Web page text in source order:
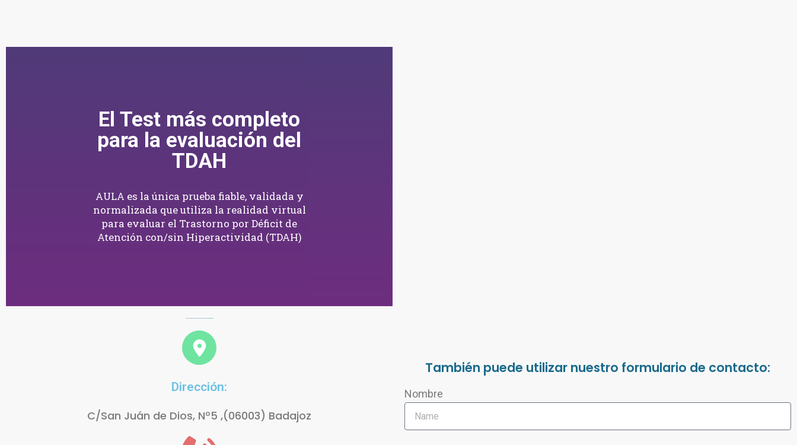
El Test más completo
para la evaluación del
TDAH
AULA es la única prueba fiable, validada y
normalizada que utiliza la realidad virtual
para evaluar el Trastorno por Déficit de
Atención con/sin Hiperactividad (TDAH)
Dirección:
C/San Juán de Dios, Nº5 ,(06003) Badajoz
También puede utilizar nuestro formulario de contacto:
Nombre